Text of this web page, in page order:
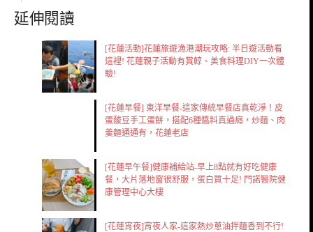
延伸閱讀
[花蓮活動]花蓮旅遊漁港潮玩攻略: 半日遊活動看
這裡! 花蓮親子活動有賞鯨、美食料理DIY一次體
驗!
[花蓮早餐] 東洋早餐-這家傳統早餐店真乾淨！皮
蛋酸豆手工蛋餅，搭配6種醬料真過癮，炒麵、肉
羹麵通通有，花蓮老店
[花蓮早午餐]健康補給站-早上8點就有好吃健康
餐，大片落地窗很舒服，蛋白質十足! 門諾醫院健
康管理中心大樓
[花蓮宵夜]宵夜人家-這家熱炒蔥油拌麵香到不行!